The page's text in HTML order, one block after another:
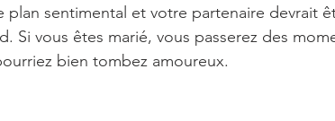
plan sentimental et votre partenaire devrait
Si vous êtes marié, vous passerez des
bien tombez amoureux.